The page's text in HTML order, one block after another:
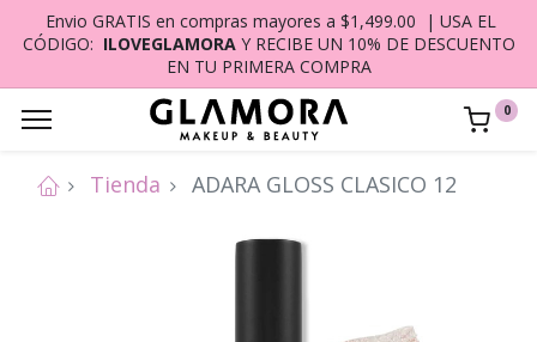
Envio GRATIS en compras mayores a $1,499.00 | USA EL
CÓDIGO: ILOVEGLAMORA Y RECIBE UN 10% DE DESCUENTO
EN TU PRIMERA COMPRA
0
Tienda ADARA GLOSS CLASICO 12